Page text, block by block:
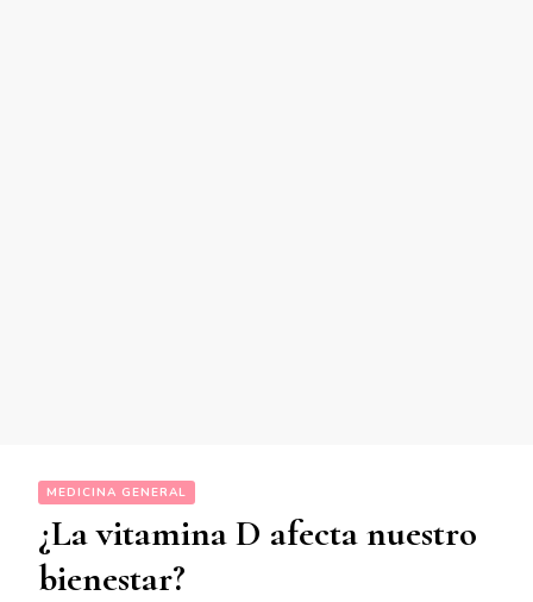
MEDICINA GENERAL
¿La vitamina D afecta nuestro
bienestar?